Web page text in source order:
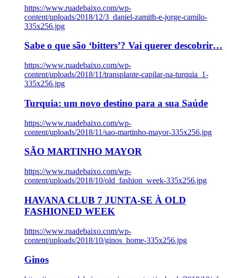
https://www.ruadebaixo.com/wp-
content/uploads/2018/12/3_daniel-zamith-e-jorge-camilo-
335x256.jpg
Sabe o que são ‘bitters’? Vai querer descobrir…
https://www.ruadebaixo.com/wp-
content/uploads/2018/11/transplante-capilar-na-turquia_1-
335x256.jpg
Turquia: um novo destino para a sua Saúde
https://www.ruadebaixo.com/wp-
content/uploads/2018/11/sao-martinho-mayor-335x256.jpg
SÃO MARTINHO MAYOR
https://www.ruadebaixo.com/wp-
content/uploads/2018/10/old_fashion_week-335x256.jpg
HAVANA CLUB 7 JUNTA-SE À OLD
FASHIONED WEEK
https://www.ruadebaixo.com/wp-
content/uploads/2018/10/ginos_home-335x256.jpg
Ginos